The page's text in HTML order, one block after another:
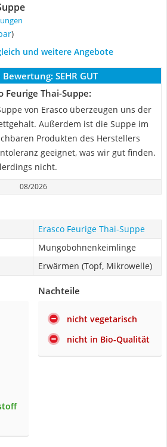
)
und weitere Angebote
Bewertung: SEHR GUT
Feurige Thai-Suppe:
von Erasco überzeugen uns der
Außerdem ist die Suppe im
Produkten des Herstellers
geeignet, was wir gut finden.
nicht.
08/2026
Erasco Feurige Thai-Suppe
Mungobohnenkeimlinge
Erwärmen (Topf, Mikrowelle)
Nachteile
nicht vegetarisch
nicht in Bio-Qualität